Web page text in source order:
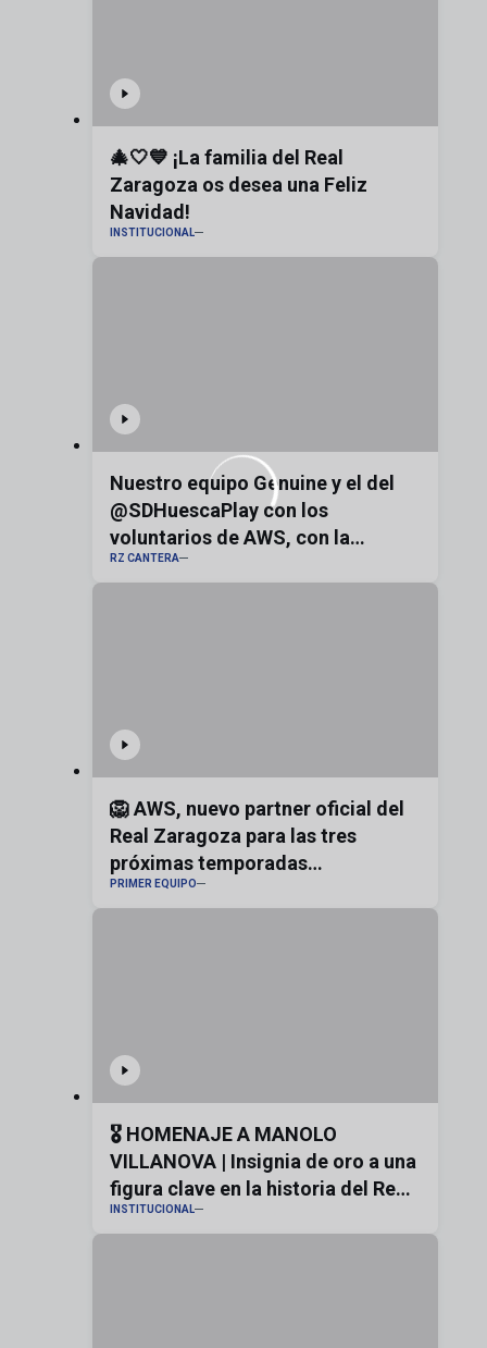
🎄🤍💙 ¡La familia del Real
Zaragoza os desea una Feliz
Navidad!
INSTITUCIONAL
Nuestro equipo Genuine y el del
@SDHuescaPlay con los
voluntarios de AWS, con la
bandera de Aragón
RZ CANTERA
🦁 AWS, nuevo partner oficial del
Real Zaragoza para las tres
próximas temporadas
#realzaragoza
PRIMER EQUIPO
🎖️ HOMENAJE A MANOLO
VILLANOVA | Insignia de oro a una
figura clave en la historia del Real
Zaragoza
INSTITUCIONAL